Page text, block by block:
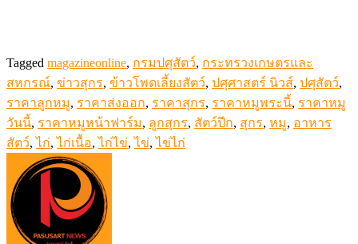
Tagged magazineonline, กรมปศุสัตว์, กระทรวงเกษตรและ
สหกรณ์, ข่าวสุกร, ข้าวโพดเลี้ยงสัตว์, ปศุศาสตร์ นิวส์, ปศุสัตว์,
ราคาลูกหมู, ราคาส่งออก, ราคาสุกร, ราคาหมูพระนี้, ราคาหมู
วันนี้, ราคาหมูหน้าฟาร์ม, ลูกสุกร, สัตว์ปีก, สุกร, หมู, อาหาร
สัตว์,ไก่,ไก่เนื้อ,ไก่ไข่,ไข่,ไข่ไก่